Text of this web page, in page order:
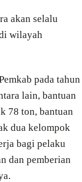
akan selalu
wilayah
pada tahun
lain, bantuan
78 ton, bantuan
dua kelompok
bagi pelaku
dan pemberian